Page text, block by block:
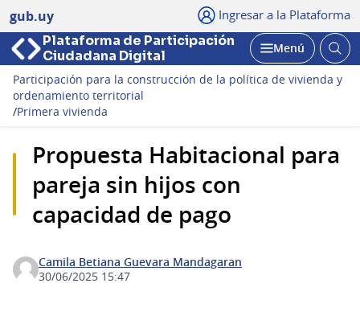
gub.uy Ingresar a la Plataforma
Plataforma de Participación
Ciudadana Digital
Abrir
Menú
Participación para la construcción de la política de vivienda y
ordenamiento territorial
/Primera vivienda
Propuesta Habitacional para
pareja sin hijos con
capacidad de pago
Camila Betiana Guevara Mandagaran
30/06/2025 15:47